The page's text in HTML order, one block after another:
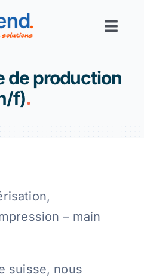
de production
f).
– main
suisse, nous